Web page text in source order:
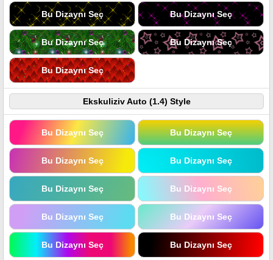
Bu Dizaynı Seç Bu Dizaynı Seç
Bu Dizaynı Seç Bu Dizaynı Seç
Bu Dizaynı Seç
Ekskuliziv Auto (1.4) Style
Bu Dizaynı Seç Bu Dizaynı Seç
Bu Dizaynı Seç Bu Dizaynı Seç
Bu Dizaynı Seç Bu Dizaynı Seç
Bu Dizaynı Seç Bu Dizaynı Seç
Bu Dizaynı Seç Bu Dizaynı Seç